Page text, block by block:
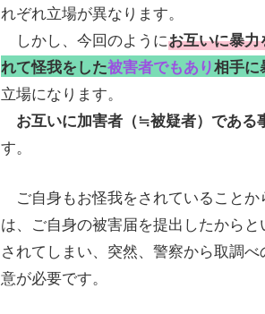
れぞれ立場が異なります。
しかし、今回のようにお互いに暴
れて怪我をした被害者でもあり相手に
立場になります。
お互いに加害者（≒被疑者）である
す。
ご自身もお怪我をされていること
は、ご自身の被害届を提出したから
されてしまい、突然、警察から取調
意が必要です。